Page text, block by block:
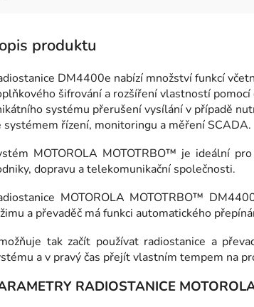
DM4400e nabízí množství funkcí
šifrování a rozšíření vlastností
systému přerušení vysílání v případě
systémem řízení, monitoringu a měření SCADA.
MOTOROLA MOTOTRBO™ je ideální
dopravu a telekomunikační společnosti.
MOTOROLA MOTOTRBO™
a převaděč má funkci automatického
tak začít používat radiostanice a
a v pravý čas přejít vlastním tempem na
RADIOSTANICE